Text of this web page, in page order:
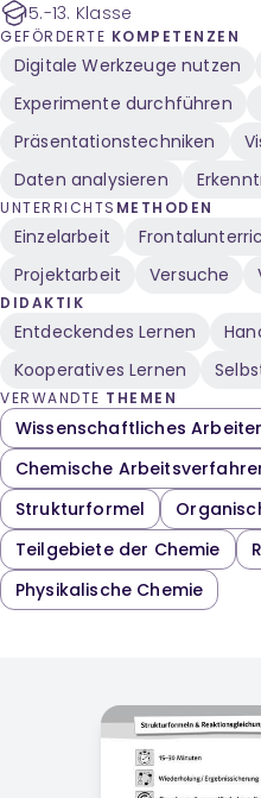
5.-13. Klasse
GEFÖRDERTE KOMPETENZEN
Digitale Werkzeuge nutzen
Experimente durchführen
Präsentationstechniken
Daten analysieren
UNTERRICHTS METHODEN
Einzelarbeit
Projektarbeit
Versuche
DIDAKTIK
Entdeckendes Lernen
Kooperatives Lernen
VERWANDTE THEMEN
Wissenschaftliches
Protokollführung
Chemische
Strukturformel
Teilgebiete der Chemie
Physikalische Chemie